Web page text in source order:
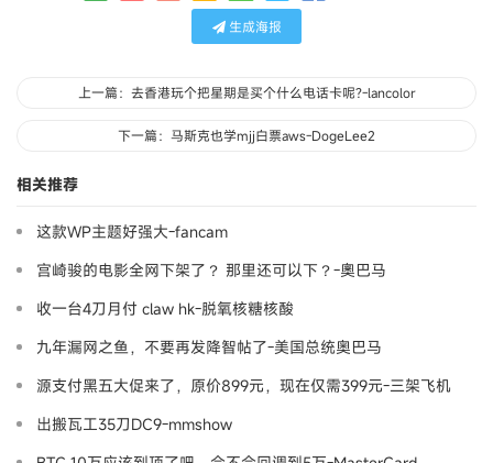
生成海报
上一篇：去香港玩个把星期是买个什么电话卡呢?-lancolor
下一篇：马斯克也学mjj白票aws-DogeLee2
相关推荐
这款WP主题好强大-fancam
宫崎骏的电影全网下架了？ 那里还可以下？-奧巴马
收一台4刀月付 claw hk-脱氧核糖核酸
九年漏网之鱼，不要再发降智帖了-美国总统奥巴马
源支付黑五大促来了，原价899元，现在仅需399元-三架飞机
出搬瓦工35刀DC9-mmshow